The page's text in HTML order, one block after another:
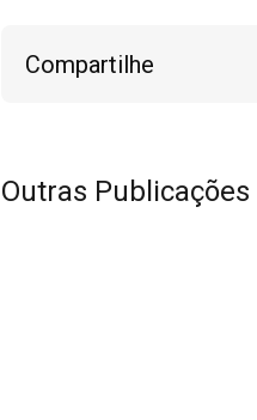
Compartilhe
Outras Publicações